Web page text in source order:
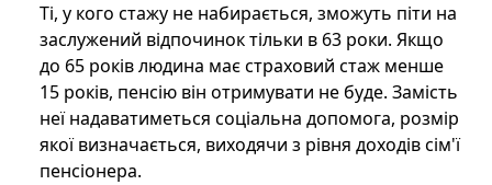
Ті, у кого стажу не набирається, зможуть піти на
заслужений відпочинок тільки в 63 роки. Якщо
до 65 років людина має страховий стаж менше
15 років, пенсію він отримувати не буде. Замість
неї надаватиметься соціальна допомога, розмір
якої визначається, виходячи з рівня доходів сім'ї
пенсіонера.